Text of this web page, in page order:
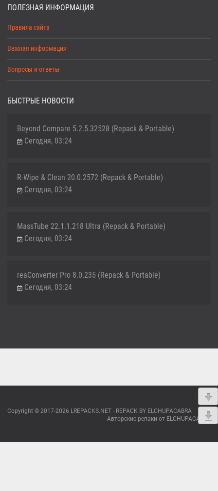
ПОЛЕЗНАЯ ИНФОРМАЦИЯ
Правила сайта
Важная информация
Вопросы и ответы
БЫСТРЫЕ НОВОСТИ
Beyond Compare 5.2.5.32528 (Repack & Portable)
Сегодня, 03:24
R-Wipe & Clean 20.0.2572 (Repack & Portable)
Сегодня, 03:24
MassTube 22.1.1.218 Ultra (Repack & Portable)
Сегодня, 03:24
reaConverter Pro 8.0.235 (Repack & Portable)
Сегодня, 03:24
Copyright © 2017-2026 LREPACKS.NET - REPACK BY ELCHUPACABRA
Авторские репаки от ELCHUPACABRA